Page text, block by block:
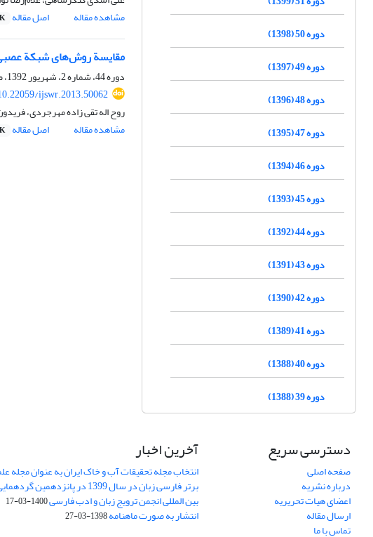
مشاهده مقاله
اصل مقاله
مقایسة روش‌های شبکة
دوره 44، شماره 2، شهریور 1392، صفحه
ijswr.2013.50062
روح اله تقی زاده مهرجردی،
مشاهده مقاله
اصل مقاله
دوره 50 (1398)
دوره 49 (1397)
دوره 48 (1396)
دوره 47 (1395)
دوره 46 (1394)
دوره 45 (1393)
دوره 44 (1392)
دوره 43 (1391)
دوره 42 (1390)
دوره 41 (1389)
دوره 40 (1388)
دوره 39 (1388)
دسترسی سریع
صفحه اصلی
درباره نشریه
اعضای هیات تحریریه
ارسال مقاله
تماس با ما
آخرین اخبار
انتخاب مجله تحقیقات آب و خاک ایران به عنوان مجله
برتر فارسی زبان در سال 1399 در پانزدهمین
بین المللی انجمن ترویج زبان و ادب فارسی1400-03-17
انتشار به صورت ماهنامه1398-03-27